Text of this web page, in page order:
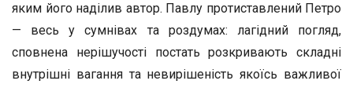
яким його наділив автор. Павлу протиставлений Петро
— весь у сумнівах та роздумах: лагідний погляд,
сповнена нерішучості постать розкривають складні
внутрішні вагання та невирішеність якоїсь важливої